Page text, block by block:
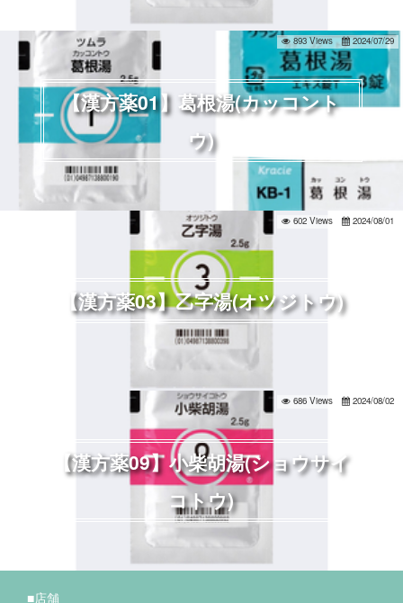
【漢方薬01】葛根湯(カッコント
ウ)
893 Views 2024/07/29
【漢方薬03】乙字湯(オツジトウ)
602 Views 2024/08/01
【漢方薬09】小柴胡湯(ショウサイ
コトウ)
686 Views 2024/08/02
■店舗